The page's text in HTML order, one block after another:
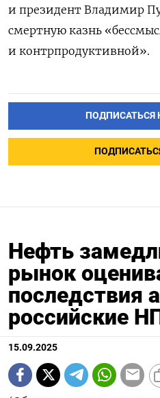
и президент Владимир
смертную казнь
и контрпродуктивной».
ПОДПИСАТЬСЯ
ПОДПИСАТЬСЯ
Нефть
рынок
последствия
российские
15.09.2025